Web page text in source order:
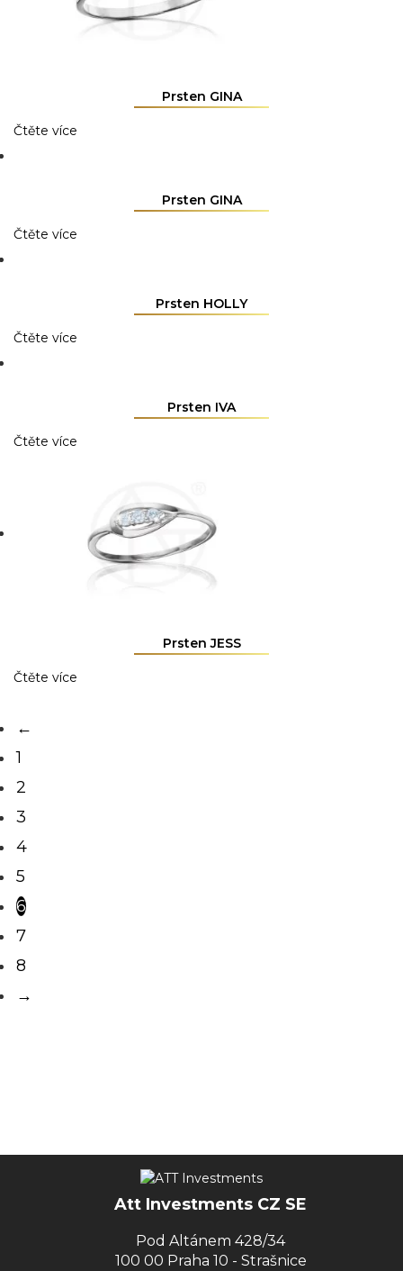
Prsten GINA
Čtěte více
Prsten GINA
Čtěte více
Prsten HOLLY
Čtěte více
Prsten IVA
Čtěte více
Prsten JESS
Čtěte více
←
1
2
3
4
5
6
7
8
→
Att Investments CZ SE
Pod Altánem 428/34
100 00 Praha 10 - Strašnice